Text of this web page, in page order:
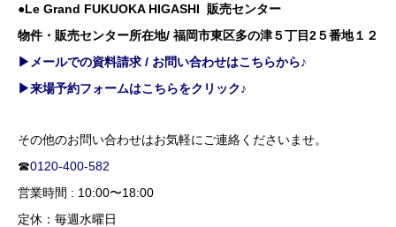
●Le Grand FUKUOKA HIGASHI 販売センター
物件・販売センター所在地/ 福岡市東区多の津５丁目2５番地１２
▶メールでの資料請求 / お問い合わせはこちらから♪
▶来場予約フォームはこちらをクリック♪
その他のお問い合わせはお気軽にご連絡くださいませ。
☎0120-400-582
営業時間 : 10:00〜18:00
定休：毎週水曜日